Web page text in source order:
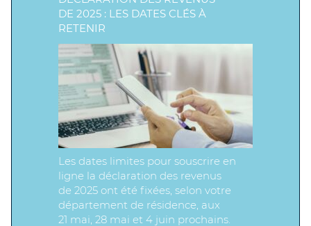
DE 2025 : LES DATES CLÉS À
RETENIR
Les dates limites pour souscrire en
ligne la déclaration des revenus
de 2025 ont été fixées, selon votre
département de résidence, aux
21 mai, 28 mai et 4 juin prochains.